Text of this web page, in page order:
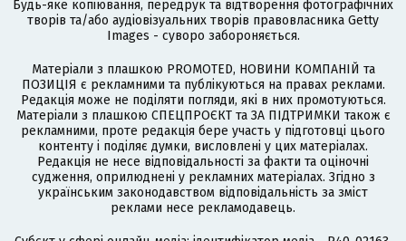
Будь-яке копіювання, передрук та відтворення фотографічних
творів та/або аудіовізуальних творів правовласника Getty
Images - суворо забороняється.
Матеріали з плашкою PROMOTED, НОВИНИ КОМПАНІЙ та
ПОЗИЦІЯ є рекламними та публікуються на правах реклами.
Редакція може не поділяти погляди, які в них промотуються.
Матеріали з плашкою СПЕЦПРОЄКТ та ЗА ПІДТРИМКИ також є
рекламними, проте редакція бере участь у підготовці цього
контенту і поділяє думки, висловлені у цих матеріалах.
Редакція не несе відповідальності за факти та оціночні
судження, оприлюднені у рекламних матеріалах. Згідно з
українським законодавством відповідальність за зміст
реклами несе рекламодавець.